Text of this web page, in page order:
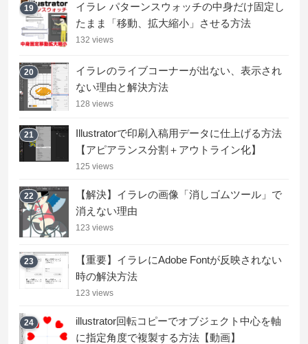
19
イラレ パターンスウォッチの中身だけ固定し
たまま「移動、拡大縮小」させる方法
132 views
20
イラレのライブコーナーが出ない、表示され
ない理由と解決方法
128 views
21
Illustratorで印刷入稿用データに仕上げる方法
【アピアランス分割＋アウトライン化】
125 views
22
【解決】イラレの画像「消しゴムツール」で
消えない理由
123 views
23
【重要】イラレにAdobe Fontが反映されない
時の解決方法
123 views
24
illustrator回転コピーでオブジェクト中心を軸
に指定角度で複製する方法【動画】